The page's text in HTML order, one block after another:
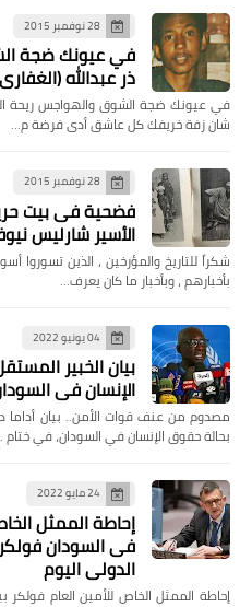
28 نوفمبر 2015
في عيونك ضجة
ذر عبدالله
في عيونك ضجة الشوق والهواجس ريحة
شان زفة خريفك كل عاشق أدى فرضة م…
28 نوفمبر 2015
فضحية فى بيت
الأسير شارليس
شكراً للتاريخ والمؤرخين ، الذين تسوروا
بأخبارهم ، وبأخبار ما كان يعرف…
04 يونيو 2022
بيان الخبير
الإنسان في
مصدوم من عنف قوات الأمن.. بيان أداما
بحالة حقوق الإنسان في السودان، في
24 مايو 2022
إحاطة الممثل
فى السودان
الدولي اليوم